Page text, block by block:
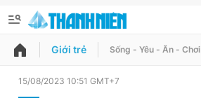
QUẢNG CÁO
Giới trẻ Sống - Yêu - Ăn - Chơi
15/08/2023 10:51 GMT+7